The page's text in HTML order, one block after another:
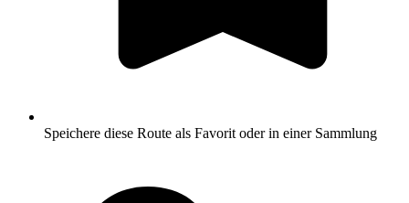
Speichere diese Route als Favorit oder in einer Sammlung